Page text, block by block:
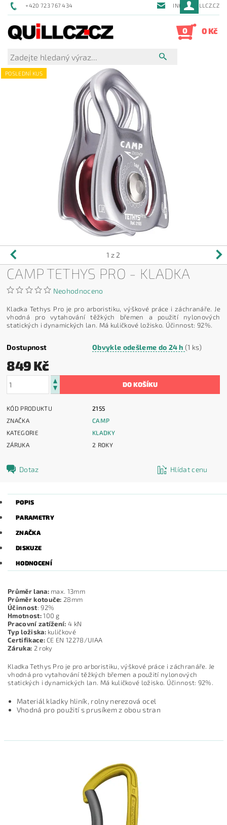
+420 723 767 434 INFO@QUILLCZ.CZ
0 0 Kč
POSLEDNÍ KUS
1 z 2
CAMP TETHYS PRO - KLADKA
Neohodnoceno
Kladka Tethys Pro je pro arboristiku, výškové práce i záchranáře. Je
vhodná pro vytahování těžkých břemen a použití nylonových
statických i dynamických lan. Má kuličkové ložisko. Účinnost: 92%.
Dostupnost Obvykle odešleme do 24 h(1 ks)
849 Kč
KÓD PRODUKTU
2155
ZNAČKA
CAMP
KATEGORIE
KLADKY
ZÁRUKA
2 ROKY
Dotaz Hlídat cenu
POPIS
PARAMETRY
ZNAČKA
DISKUZE
HODNOCENÍ
Průměr lana:max. 13mm
Průměr kotouče: 28mm
Účinnost: 92%
Hmotnost:100 g
Pracovní zatížení: 4 kN
Typ ložiska:kuličkové
Certifikace:CE EN 12278/UIAA
Záruka: 2 roky
Kladka Tethys Pro je pro arboristiku, výškové práce i záchranáře. Je
vhodná pro vytahování těžkých břemen a použití nylonových
statických i dynamických lan. Má kuličkové ložisko. Účinnost: 92%.
Materiál kladky hliník, rolny nerezová ocel
Vhodná pro použití s prusíkem z obou stran